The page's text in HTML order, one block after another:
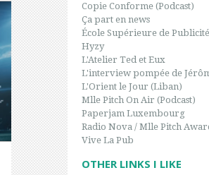
Copie Conforme (Podcast)
Ça part en news
École Supérieure de Publicité
Hyzy
L'Atelier Ted et Eux
L'interview pompée de
L'Orient le Jour (Liban)
Mlle Pitch On Air (Podcast)
Paperjam Luxembourg
Radio Nova / Mlle Pitch
Vive La Pub
OTHER LINKS I LIKE